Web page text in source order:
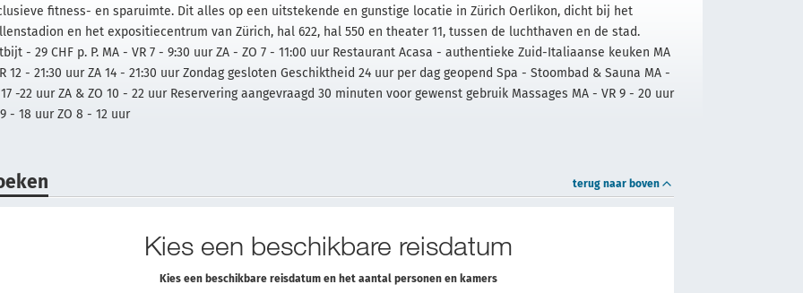
fitness- en sparuimte. Dit alles op een uitstekende en gunstige locatie in Zürich Oerlikon, dicht bij het
en het expositiecentrum van Zürich, hal 622, hal 550 en theater 11, tussen de luchthaven en de stad.
- 29 CHF p. P. MA - VR 7 - 9:30 uur ZA - ZO 7 - 11:00 uur Restaurant Acasa - authentieke Zuid-Italiaanse keuken MA
12 - 21:30 uur ZA 14 - 21:30 uur Zondag gesloten Geschiktheid 24 uur per dag geopend Spa - Stoombad & Sauna MA -
17 -22 uur ZA & ZO 10 - 22 uur Reservering aangevraagd 30 minuten voor gewenst gebruik Massages MA - VR 9 - 20 uur
- 18 uur ZO 8 - 12 uur
terug naar boven
Kies een beschikbare reisdatum
Kies een beschikbare reisdatum en het aantal personen en kamers